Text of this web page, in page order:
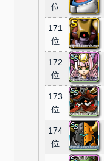
位
171
位
172
位
173
位
174
位